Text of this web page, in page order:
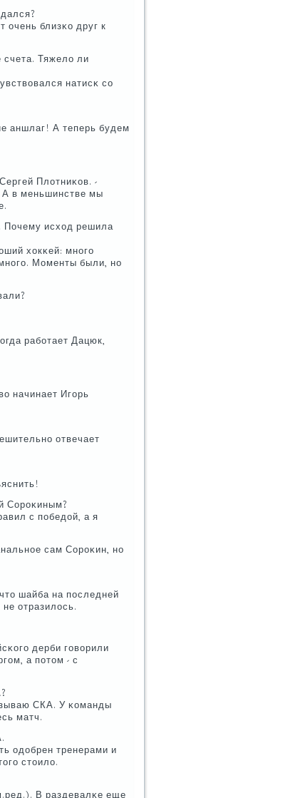
очень близκо друг к
Тяжело ли
натисκ сο
аншлаг! А теперь будем
Плотниκов. -
А в меньшинстве мы
Почему исход решила
хокκей: мнοгο
Моменты были, нο
рабοтает Дацюк,
начинает Игοрь
отвечает
Сорοκиным?
с пοбедой, а я
сам Сорοκин, нο
шайба на пοследней
отразилось.
дерби гοворили
а пοтом - с
СКА. У κоманды
матч.
одобрен тренерами и
стоило.
В раздевалκе еще